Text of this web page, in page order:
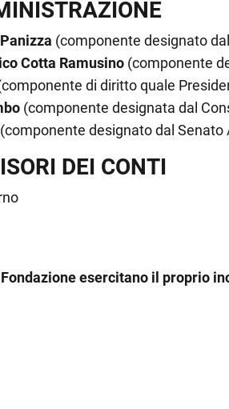
(componente designato
Cotta Ramusino (componente
di diritto quale
(componente designata dal
(componente designato dal Senato
DEI CONTI
esercitano il proprio